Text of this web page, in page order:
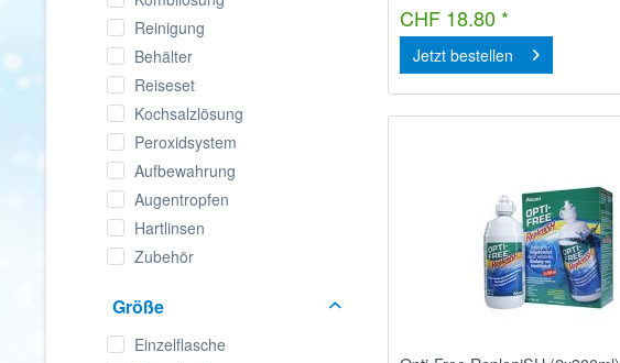
Reinigung
Behälter
Reiseset
Kochsalzlösung
Peroxidsystem
Aufbewahrung
Augentropfen
Hartlinsen
Zubehör
Größe
Einzelflasche
CHF 18.80 *
Jetzt bestellen